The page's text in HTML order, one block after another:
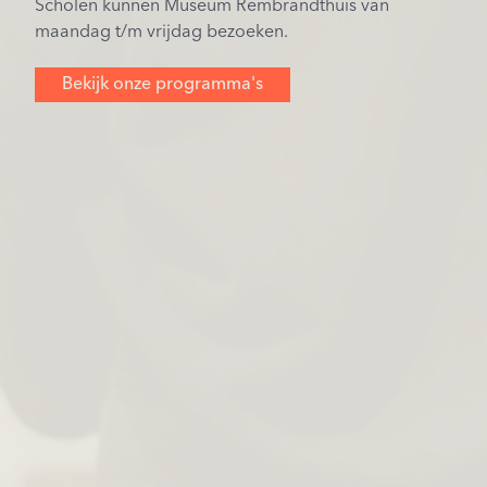
Scholen kunnen Museum Rembrandthuis van
maandag t/m vrijdag bezoeken.
Bekijk onze programma's